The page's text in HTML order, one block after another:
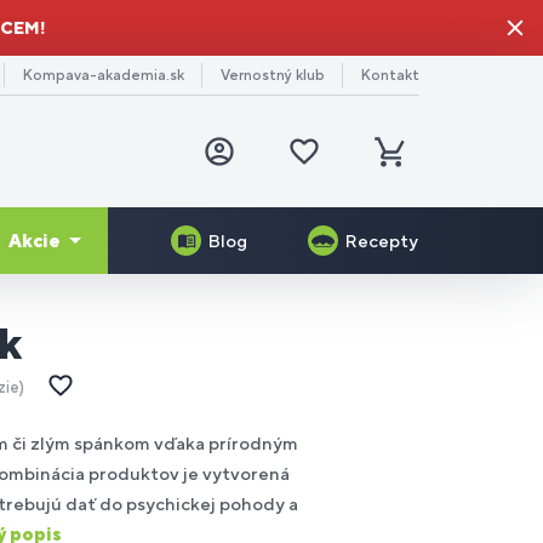
Kompava-akademia.sk Vernostný klub Kontakt
Prihlásiť
sa
Obľúbené
produkty
Košík
a
Gelo-3 Complex®
Skin Booster®
Akcie Blog Recepty
zlým spánkom vďaka prírodným
produktov je vytvorená
dať do psychickej pohody a
popis